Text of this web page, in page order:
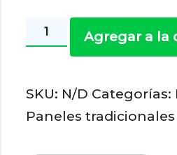
Paneles
SIP
mm
-
Agregar a la
SKU: N/D Categorías:
Paneles tradicionales